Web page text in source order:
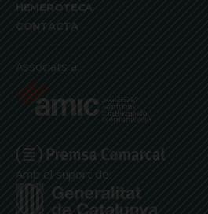
HEMEROTECA
CONTACTA
Associats a:
Amb el suport de: